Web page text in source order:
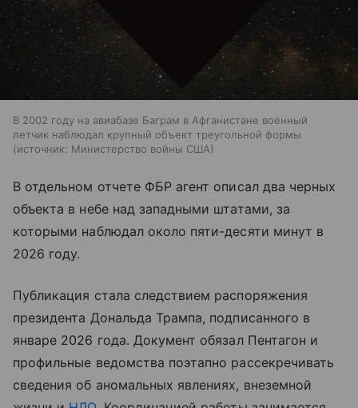
В 2002 году на авиабазе Баграм в Афганистане военный
летчик наблюдал крупный объект треугольной формы
источник: Министерство войны США
В отдельном отчете ФБР агент описал два черных
объекта в небе над западными штатами, за
которыми наблюдал около пяти-десяти минут в
2026 году.
Публикация стала следствием распоряжения
президента Дональда Трампа, подписанного в
январе 2026 года. Документ обязал Пентагон и
профильные ведомства поэтапно рассекречивать
сведения об аномальных явлениях, внеземной